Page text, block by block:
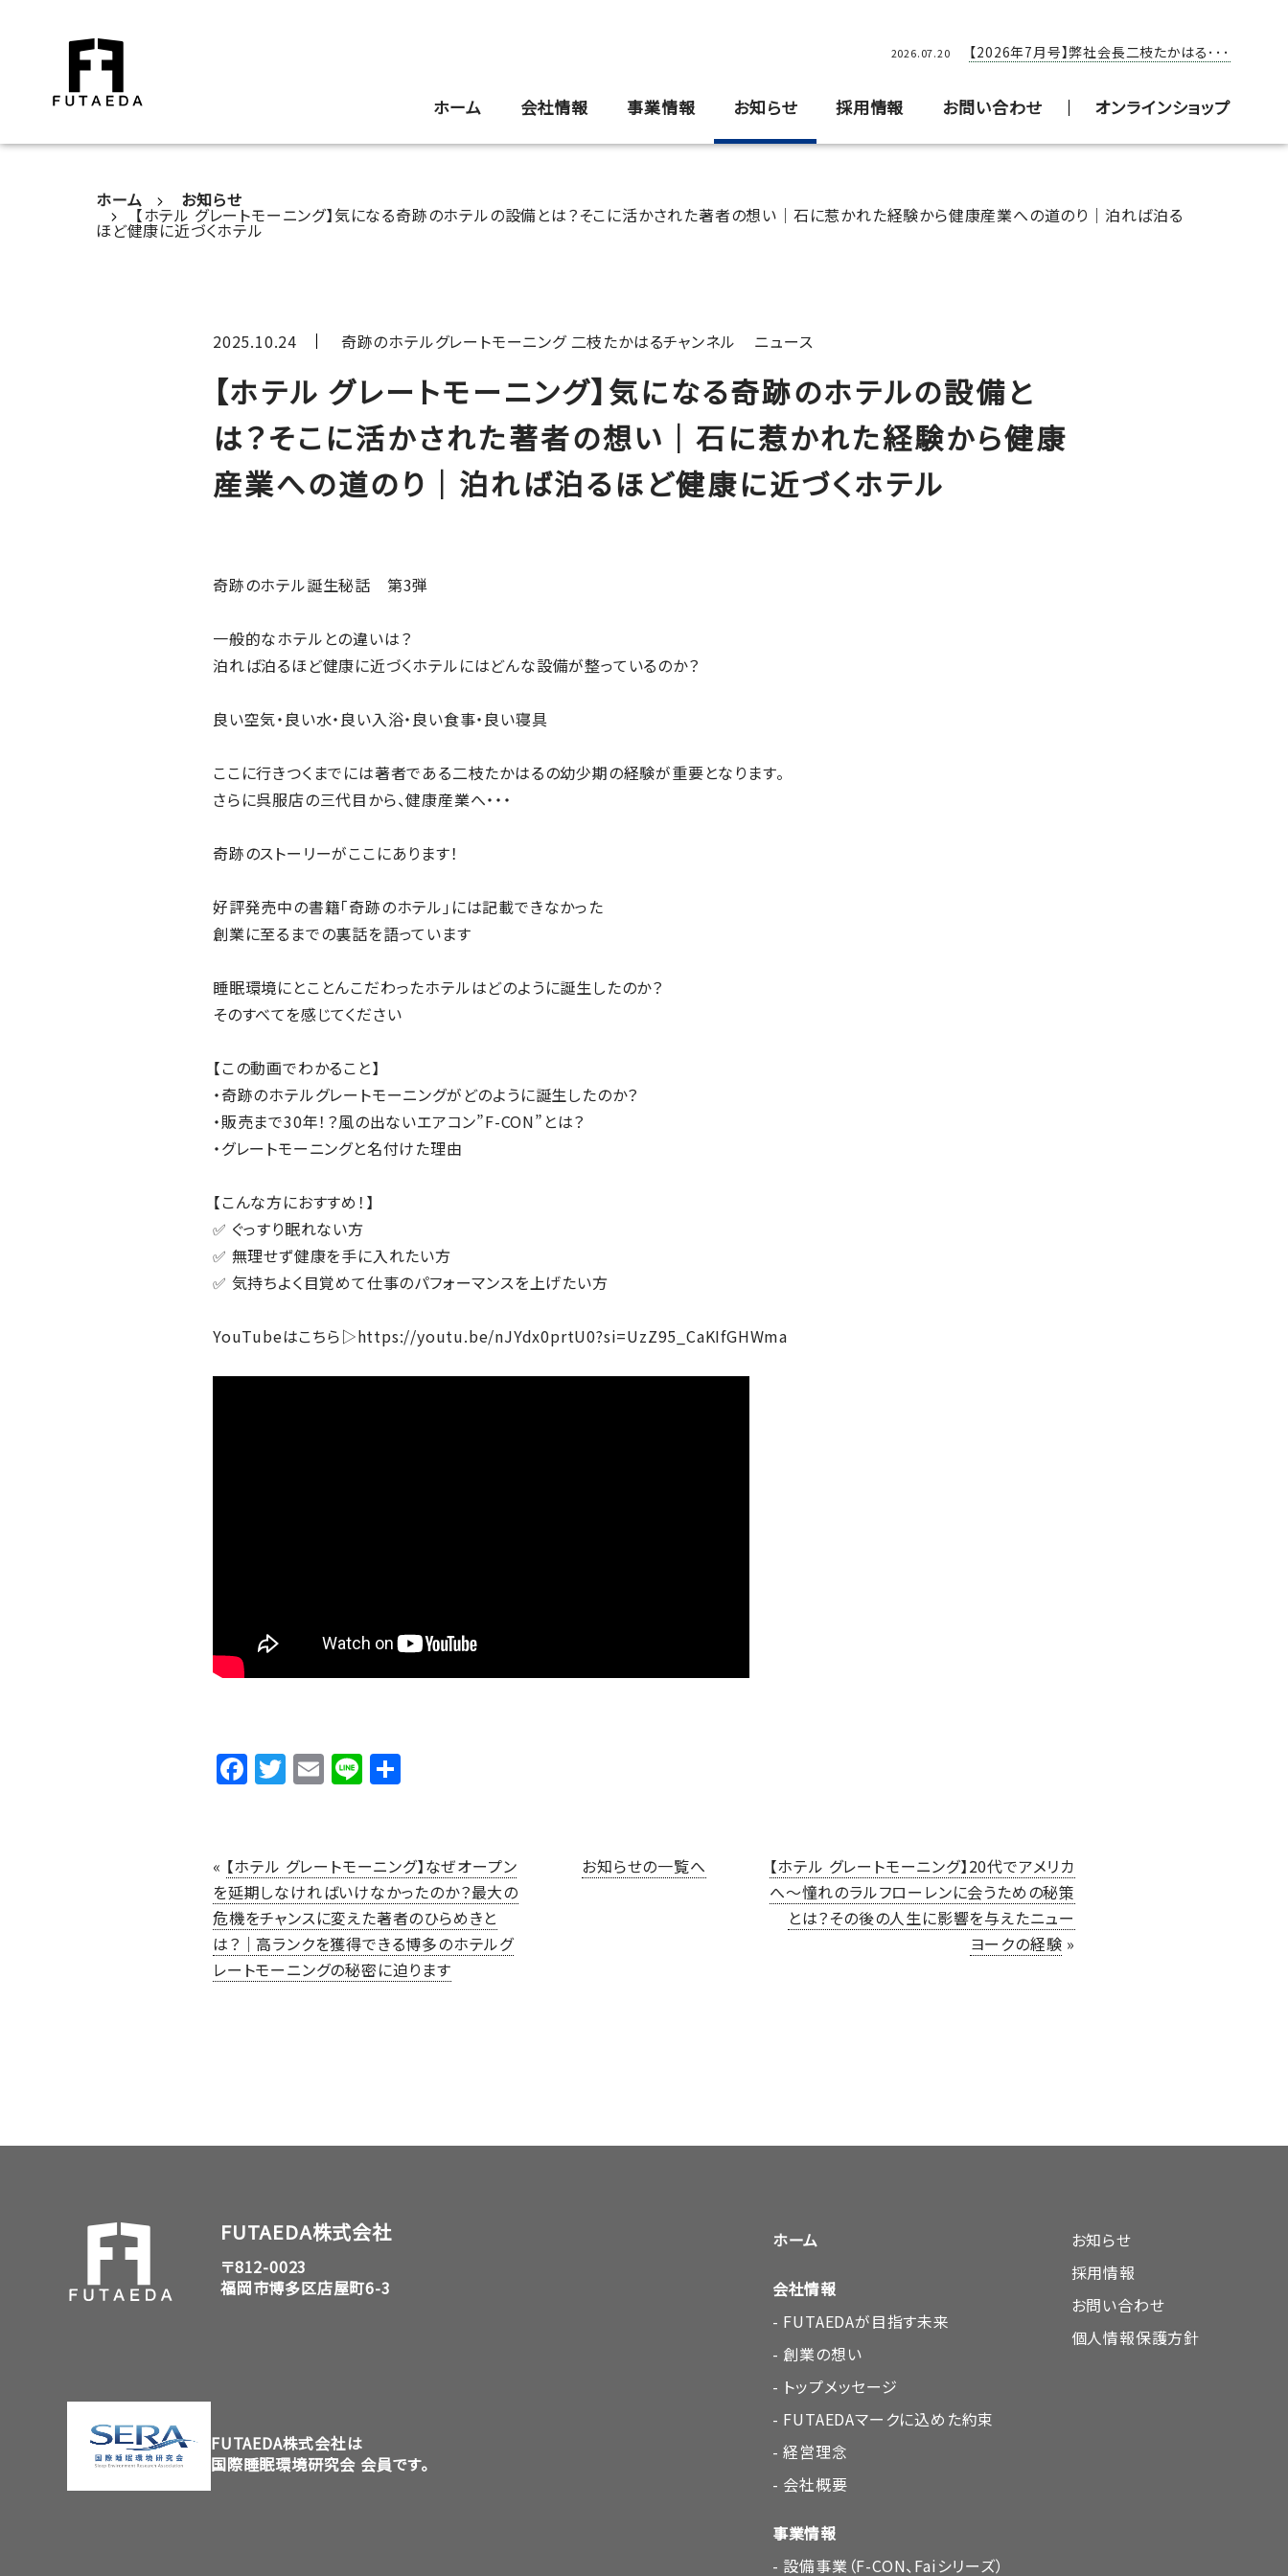
ホーム 会社情報 事業情報 お知らせ 採用情報 お問い合わせ オンラインショップ
2026.05.20 【2026年5月号】弊社会長二枝たかはる･･･
2026.07.20 【2026年7月号】弊社会長二枝たかはる･･･
ホーム お知らせ
【ホテル グレートモーニング】気になる奇跡のホテルの設備とは？そこに活かされた著者の想い｜石に惹かれた経験から健康産業への道のり｜泊れば泊る
ほど健康に近づくホテル
2025.10.24 奇跡のホテルグレートモーニング 二枝たかはるチャンネル ニュース
【ホテル グレートモーニング】気になる奇跡のホテルの設備と
は？そこに活かされた著者の想い｜石に惹かれた経験から健康
産業への道のり｜泊れば泊るほど健康に近づくホテル
奇跡のホテル誕生秘話 第3弾
一般的なホテルとの違いは？
泊れば泊るほど健康に近づくホテルにはどんな設備が整っているのか？
良い空気・良い水・良い入浴・良い食事・良い寝具
ここに行きつくまでには著者である二枝たかはるの幼少期の経験が重要となります。
さらに呉服店の三代目から、健康産業へ・・・
奇跡のストーリーがここにあります！
好評発売中の書籍「奇跡のホテル」には記載できなかった
創業に至るまでの裏話を語っています
睡眠環境にとことんこだわったホテルはどのように誕生したのか？
そのすべてを感じてください
【この動画でわかること】
・奇跡のホテルグレートモーニングがどのように誕生したのか？
・販売まで30年！？風の出ないエアコン”F-CON”とは？
・グレートモーニングと名付けた理由
【こんな方におすすめ！】
✅ ぐっすり眠れない方
✅ 無理せず健康を手に入れたい方
✅ 気持ちよく目覚めて仕事のパフォーマンスを上げたい方
YouTubeはこちら▷https://youtu.be/nJYdx0prtU0?si=UzZ95_CaKIfGHWma
Facebook
Twitter
Email
Line
« 【ホテル グレートモーニング】なぜオープン
を延期しなければいけなかったのか？最大の
危機をチャンスに変えた著者のひらめきと
は？｜高ランクを獲得できる博多のホテルグ
レートモーニングの秘密に迫ります
お知らせの一覧へ
【ホテル グレートモーニング】20代でアメリカ
へ～憧れのラルフローレンに会うための秘策
とは？その後の人生に影響を与えたニュー
ヨークの経験 »
FUTAEDA株式会社
〒812-0023
福岡市博多区店屋町6-3
FUTAEDA株式会社は
国際睡眠環境研究会 会員です。
ホーム
会社情報
FUTAEDAが目指す未来
創業の想い
トップメッセージ
FUTAEDAマークに込めた約束
経営理念
会社概要
事業情報
設備事業（F-CON、Faiシリーズ）
お知らせ
採用情報
お問い合わせ
個人情報保護方針